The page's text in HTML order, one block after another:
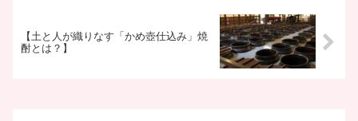
【土と人が織りなす「かめ壺仕込み」焼
酎とは？】